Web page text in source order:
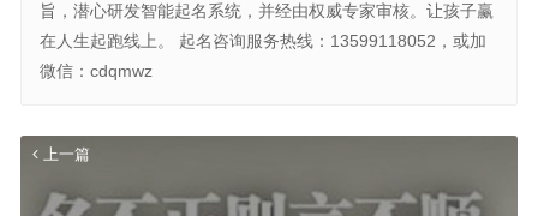
旨，潜心研发智能起名系统，并经由权威专家审核。让孩子赢
在人生起跑线上。 起名咨询服务热线：13599118052，或加
微信：cdqmwz
上一篇